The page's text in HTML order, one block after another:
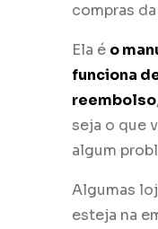
compras
Ela é o
funciona
reembolso
seja o que
algum
Algumas
esteja na